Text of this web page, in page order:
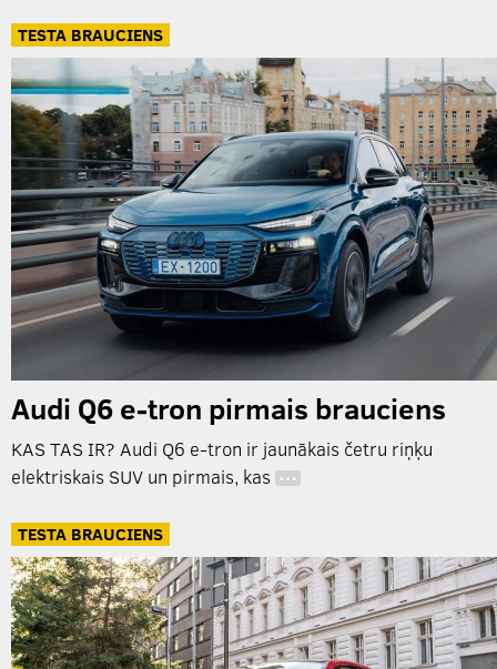
TESTA BRAUCIENS
Audi Q6 e-tron pirmais brauciens
KAS TAS IR? Audi Q6 e-tron ir jaunākais četru riņķu
elektriskais SUV un pirmais, kas …
TESTA BRAUCIENS